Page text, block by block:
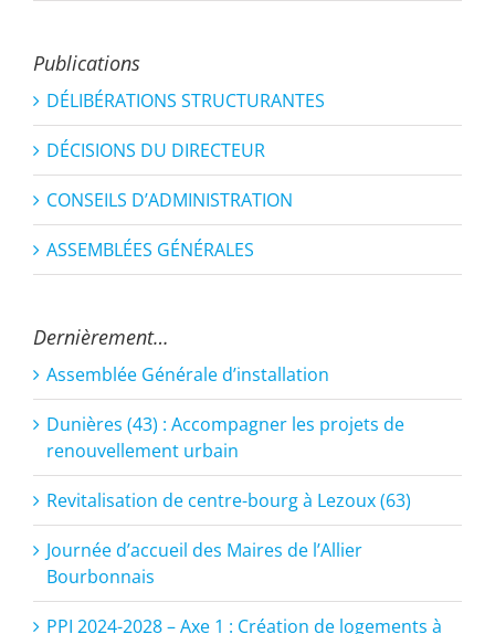
Publications
DÉLIBÉRATIONS STRUCTURANTES
DÉCISIONS DU DIRECTEUR
CONSEILS D’ADMINISTRATION
ASSEMBLÉES GÉNÉRALES
Dernièrement…
Assemblée Générale d’installation
Dunières (43) : Accompagner les projets de
renouvellement urbain
Revitalisation de centre-bourg à Lezoux (63)
Journée d’accueil des Maires de l’Allier
Bourbonnais
PPI 2024-2028 – Axe 1 : Création de logements à